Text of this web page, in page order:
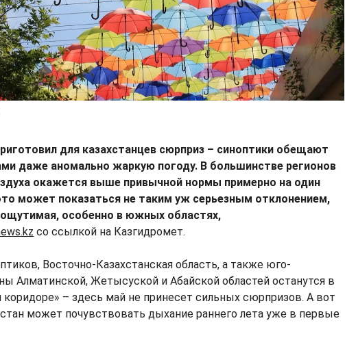
для казахстанцев сюрприз – синоптики обещают
даже аномально жаркую погоду. В большинстве регионов
окажется выше привычной нормы примерно на один
может показаться не таким уж серьезным отклонением,
ощутимая, особенно в южных областях,
со ссылкой на Казгидромет.
Восточно-Казахстанская область, а также юго-
Алматинской, Жетысуской и Абайской областей останутся в
коридоре» – здесь май не принесет сильных сюрпризов. А вот
может почувствовать дыхание раннего лета уже в первые